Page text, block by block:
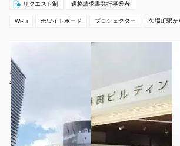
リクエスト制 適格請求書発行事業者
Wi-Fi ホワイトボード プロジェクター 矢場町駅か
【伏見駅6番出口すぐ】名古屋会議室 名古屋
店 第3会議室【室料30%OFFキャンペーン実
名古屋会議室 名古屋伏見駅前店 第3会議室